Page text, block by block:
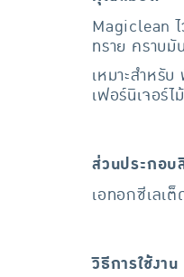
Magiclean
ทราย คราบ
เหมาะสำหรั
เฟอร์นิเจอร์
ส่วนประกอบ
เอทอกซีเลเ
วิธีการใช้งาน